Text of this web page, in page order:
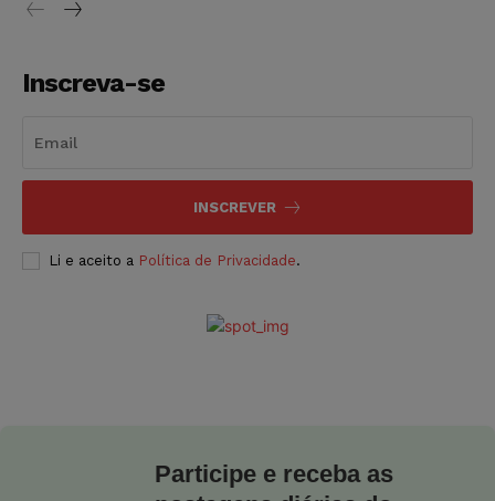
Inscreva-se
INSCREVER
Li e aceito a Política de Privacidade.
Participe e receba as